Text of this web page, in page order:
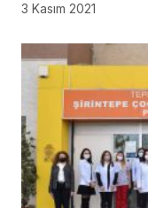
3 Kasım 2021